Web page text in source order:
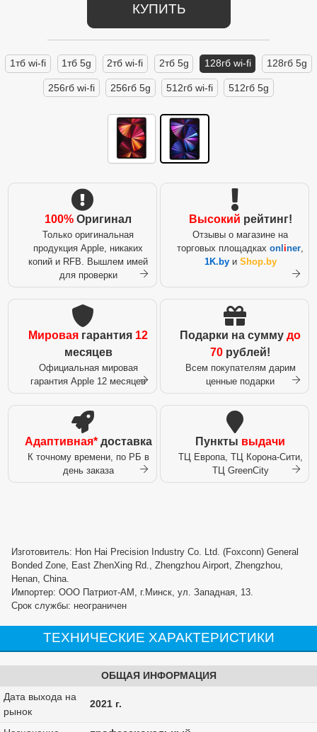
КУПИТЬ
1тб wi-fi 1тб 5g 2тб wi-fi 2тб 5g 128гб wi-fi 128гб 5g
256гб wi-fi 256гб 5g 512гб wi-fi 512гб 5g
100% Оригинал
Только оригинальная
продукция Apple, никаких
копий и RFB. Вышлем имей
для проверки
Высокий рейтинг!
Отзывы о магазине на
торговых площадках onl iner,
1K.byи Shop.by
Мировая гарантия 12
месяцев
Официальная мировая
гарантия Apple 12 месяцев
Подарки на сумму до
70 рублей!
Всем покупателям дарим
ценные подарки
Адаптивная*доставка
К точному времени, по РБ в
день заказа
Пункты выдачи
ТЦ Европа, ТЦ Корона-Сити,
ТЦ GreenCity
Изготовитель: Hon Hai Precision Industry Co. Ltd. (Foxconn) General
Bonded Zone, East ZhenXing Rd., Zhengzhou Airport, Zhengzhou,
Henan, China.
Импортер: ООО Патриот-АМ, г.Минск, ул. Западная, 13.
Срок службы: неограничен
ТЕХНИЧЕСКИЕ ХАРАКТЕРИСТИКИ
ОБЩАЯ ИНФОРМАЦИЯ
Дата выхода на
рынок
2021 г.